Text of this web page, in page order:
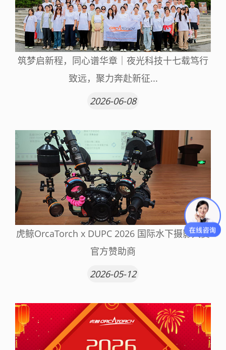
筑梦启新程，同心谱华章｜夜光科技十七载笃行
致远，聚力奔赴新征...
2026-06-08
虎鲸OrcaTorch x DUPC 2026 国际水下摄影大赛
官方赞助商
2026-05-12